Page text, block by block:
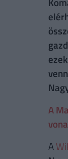
A
A